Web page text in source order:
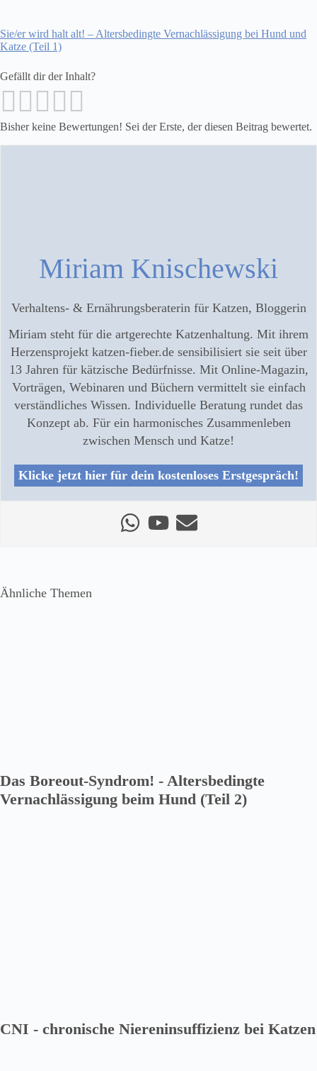
Sie/er wird halt alt! – Altersbedingte Vernachlässigung bei Hund und
Katze (Teil 1)
Gefällt dir der Inhalt?
Bisher keine Bewertungen! Sei der Erste, der diesen Beitrag bewertet.
Miriam Knischewski
Verhaltens- & Ernährungsberaterin für Katzen, Bloggerin
Miriam steht für die artgerechte Katzenhaltung. Mit ihrem
Herzensprojekt katzen-fieber.de sensibilisiert sie seit über
13 Jahren für kätzische Bedürfnisse. Mit Online-Magazin,
Vorträgen, Webinaren und Büchern vermittelt sie einfach
verständliches Wissen. Individuelle Beratung rundet das
Konzept ab. Für ein harmonisches Zusammenleben
zwischen Mensch und Katze!
Klicke jetzt hier für dein kostenloses Erstgespräch!
Ähnliche Themen
Das Boreout-Syndrom! - Altersbedingte
Vernachlässigung beim Hund (Teil 2)
CNI - chronische Niereninsuffizienz bei Katzen